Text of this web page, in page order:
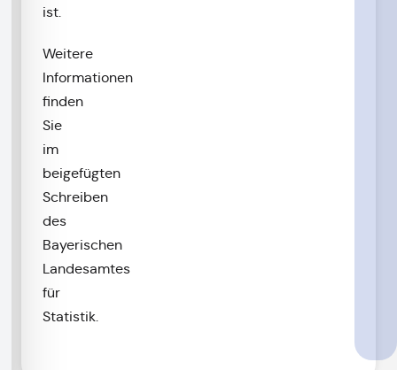
ist.
Weitere
Informationen
finden
Sie
im
beigefügten
Schreiben
des
Bayerischen
Landesamtes
für
Statistik.